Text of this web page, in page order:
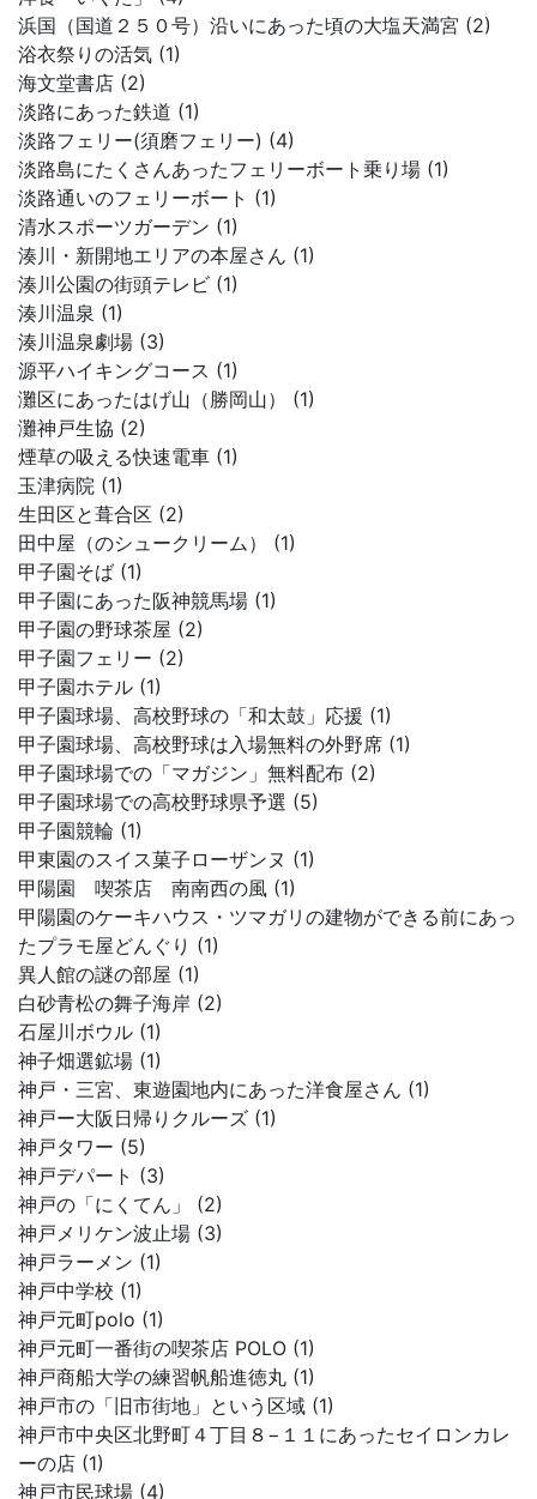
浜国（国道２５０号）沿いにあった頃の大塩天満宮 (2)
浴衣祭りの活気 (1)
海文堂書店 (2)
淡路にあった鉄道 (1)
淡路フェリー(須磨フェリー) (4)
淡路島にたくさんあったフェリーボート乗り場 (1)
淡路通いのフェリーボート (1)
清水スポーツガーデン (1)
湊川・新開地エリアの本屋さん (1)
湊川公園の街頭テレビ (1)
湊川温泉 (1)
湊川温泉劇場 (3)
源平ハイキングコース (1)
灘区にあったはげ山（勝岡山） (1)
灘神戸生協 (2)
煙草の吸える快速電車 (1)
玉津病院 (1)
生田区と葺合区 (2)
田中屋（のシュークリーム） (1)
甲子園そば (1)
甲子園にあった阪神競馬場 (1)
甲子園の野球茶屋 (2)
甲子園フェリー (2)
甲子園ホテル (1)
甲子園球場、高校野球の「和太鼓」応援 (1)
甲子園球場、高校野球は入場無料の外野席 (1)
甲子園球場での「マガジン」無料配布 (2)
甲子園球場での高校野球県予選 (5)
甲子園競輪 (1)
甲東園のスイス菓子ローザンヌ (1)
甲陽園 喫茶店 南南西の風 (1)
甲陽園のケーキハウス・ツマガリの建物ができる前にあっ
たプラモ屋どんぐり (1)
異人館の謎の部屋 (1)
白砂青松の舞子海岸 (2)
石屋川ボウル (1)
神子畑選鉱場 (1)
神戸・三宮、東遊園地内にあった洋食屋さん (1)
神戸ー大阪日帰りクルーズ (1)
神戸タワー (5)
神戸デパート (3)
神戸の「にくてん」 (2)
神戸メリケン波止場 (3)
神戸ラーメン (1)
神戸中学校 (1)
神戸元町polo (1)
神戸元町一番街の喫茶店 POLO (1)
神戸商船大学の練習帆船進徳丸 (1)
神戸市の「旧市街地」という区域 (1)
神戸市中央区北野町４丁目８−１１にあったセイロンカレ
ーの店 (1)
神戸市民球場 (4)